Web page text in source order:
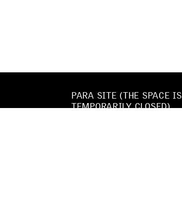
PARA SITE (THE SPACE IS
TEMPORARILY CLOSED)